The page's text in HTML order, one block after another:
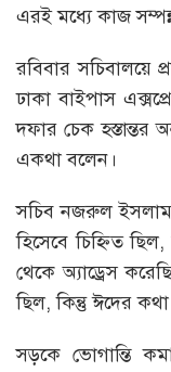
এরই মধ্যে কাজ
রবিবার সচিবালয়ে
ঢাকা বাইপাস
দফার চেক হস্তান্তর
একথা বলেন।
সচিব নজরুল ইসলাম
হিসেবে চিহ্নিত
থেকে অ্যাড্রেস
ছিল, কিন্তু ঈদের
সড়কে ভোগান্তি